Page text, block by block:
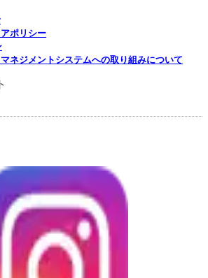
ポリシー
ネジメントシステムへの取り組みについて